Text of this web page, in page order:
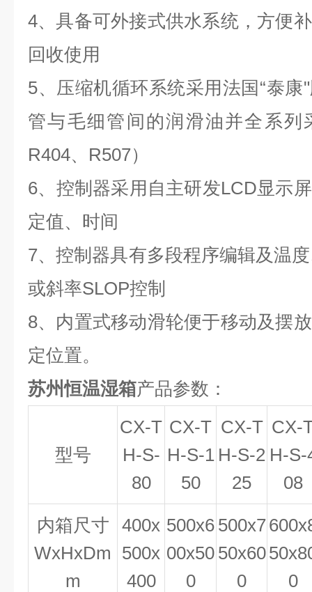
4、具备可外接式供水系统，方便
回收使用
5、 压缩机循环系统采用法国“泰
管与毛细管间的润滑油并全系列
R404、R507）
6、 控制器采用自主研发LCD显示
定值、时间
7、控制器具有多段程序编辑及温
或斜率SLOP控制
8、 内置式移动滑轮便于移动及摆
定位置。
苏州恒温湿箱产品参数：
型号
CX-T
H-S-
80
CX-T
H-S-1
50
CX-T
H-S-2
25
CX-
H-S-
08
内箱尺寸
WxHxDm
m
400x
500x
400
500x6
00x50
0
500x7
50x60
0
0